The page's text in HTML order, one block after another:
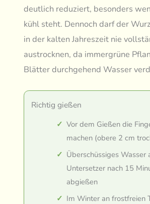
deutlich reduziert, besonders
kühl steht. Dennoch darf der
in der kalten Jahreszeit nie
austrocknen, da immergrüne
Blätter durchgehend Wasser
Richtig gießen
Vor dem Gießen die
machen (obere 2 cm
Überschüssiges Wasser
Untersetzer nach 15
abgießen
Im Winter an frostfreien